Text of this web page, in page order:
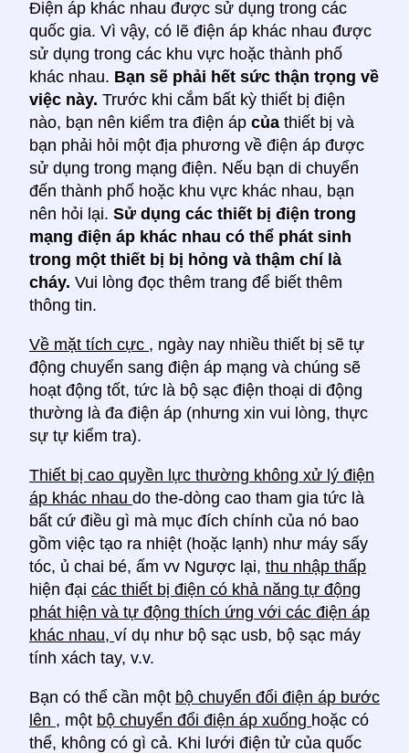
Điện áp khác nhau được sử dụng trong các
quốc gia. Vì vậy, có lẽ điện áp khác nhau được
sử dụng trong các khu vực hoặc thành phố
khác nhau. Bạn sẽ phải hết sức thận trọng về
việc này. Trước khi cắm bất kỳ thiết bị điện
nào, bạn nên kiểm tra điện áp của thiết bị và
bạn phải hỏi một địa phương về điện áp được
sử dụng trong mạng điện. Nếu bạn di chuyển
đến thành phố hoặc khu vực khác nhau, bạn
nên hỏi lại. Sử dụng các thiết bị điện trong
mạng điện áp khác nhau có thể phát sinh
trong một thiết bị bị hỏng và thậm chí là
cháy. Vui lòng đọc thêm trang để biết thêm
thông tin.
Về mặt tích cực , ngày nay nhiều thiết bị sẽ tự
động chuyển sang điện áp mạng và chúng sẽ
hoạt động tốt, tức là bộ sạc điện thoại di động
thường là đa điện áp (nhưng xin vui lòng, thực
sự tự kiểm tra).
Thiết bị cao quyền lực thường không xử lý điện
áp khác nhau do the-dòng cao tham gia tức là
bất cứ điều gì mà mục đích chính của nó bao
gồm việc tạo ra nhiệt (hoặc lạnh) như máy sấy
tóc, ủ chai bé, ấm vv Ngược lại, thu nhập thấp
hiện đại các thiết bị điện có khả năng tự động
phát hiện và tự động thích ứng với các điện áp
khác nhau, ví dụ như bộ sạc usb, bộ sạc máy
tính xách tay, v.v.
Bạn có thể cần một bộ chuyển đổi điện áp bước
lên , một bộ chuyển đổi điện áp xuống hoặc có
thể, không có gì cả. Khi lưới điện tử của quốc